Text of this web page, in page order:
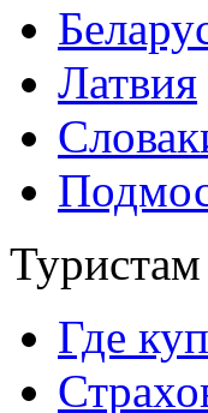
Латвия
Туристам
Где